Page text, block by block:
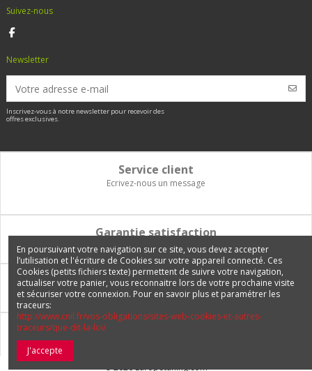
Suivez-nous
Newsletter
Inscrivez-vous à notre newsletter pour recevoir des
offres exclusives.
Service client
Ecrivez-nous un message
Garantie satisfaction
Vous disposez de 14 jours pour changer d'avis et être remboursé
Paiement 100% sécurisé
Carte bancaire, PayPal, 3 fois sans frais, virement bancaire
Livraison Internationale
Expédition en France, en Europe et vers tous les DOM-TOM
© 2026 Europetuning.com
En poursuivant votre navigation sur ce site, vous devez accepter
l’utilisation et l'écriture de Cookies sur votre appareil connecté. Ces
Cookies (petits fichiers texte) permettent de suivre votre navigation,
actualiser votre panier, vous reconnaitre lors de votre prochaine visite
et sécuriser votre connexion. Pour en savoir plus et paramétrer les
traceurs:
http://www.cnil.fr/vos-obligations/sites-web-cookies-et-autres-
traceurs/que-dit-la-loi/
J'accepte